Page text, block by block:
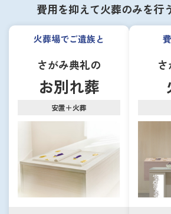
費用を抑えて火葬のみを行
火葬場でご遺族と
さがみ典礼の
お別れ葬
安置＋火葬